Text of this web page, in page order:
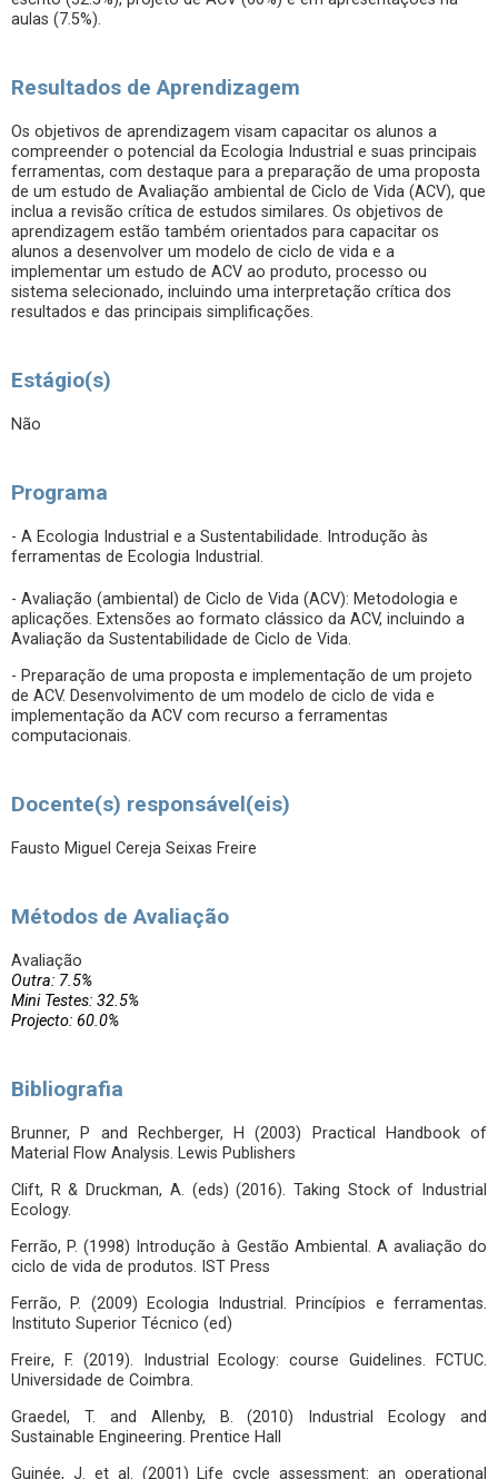
aulas (7.5%).
Resultados de Aprendizagem
Os objetivos de aprendizagem visam capacitar os alunos a
compreender o potencial da Ecologia Industrial e suas principais
ferramentas, com destaque para a preparação de uma proposta
de um estudo de Avaliação ambiental de Ciclo de Vida (ACV), que
inclua a revisão crítica de estudos similares. Os objetivos de
aprendizagem estão também orientados para capacitar os
alunos a desenvolver um modelo de ciclo de vida e a
implementar um estudo de ACV ao produto, processo ou
sistema selecionado, incluindo uma interpretação crítica dos
resultados e das principais simplificações.
Estágio(s)
Não
Programa
- A Ecologia Industrial e a Sustentabilidade. Introdução às
ferramentas de Ecologia Industrial.
- Avaliação (ambiental) de Ciclo de Vida (ACV): Metodologia e
aplicações. Extensões ao formato clássico da ACV, incluindo a
Avaliação da Sustentabilidade de Ciclo de Vida.
- Preparação de uma proposta e implementação de um projeto
de ACV. Desenvolvimento de um modelo de ciclo de vida e
implementação da ACV com recurso a ferramentas
computacionais.
Docente(s) responsável(eis)
Fausto Miguel Cereja Seixas Freire
Métodos de Avaliação
Avaliação
Outra: 7.5%
Mini Testes: 32.5%
Projecto: 60.0%
Bibliografia
Brunner, P and Rechberger, H (2003) Practical Handbook of
Material Flow Analysis. Lewis Publishers
Clift, R & Druckman, A. (eds) (2016). Taking Stock of Industrial
Ecology.
Ferrão, P. (1998) Introdução à Gestão Ambiental. A avaliação do
ciclo de vida de produtos. IST Press
Ferrão, P. (2009) Ecologia Industrial. Princípios e ferramentas.
Instituto Superior Técnico (ed)
Freire, F. (2019). Industrial Ecology: course Guidelines. FCTUC.
Universidade de Coimbra.
Graedel, T. and Allenby, B. (2010) Industrial Ecology and
Sustainable Engineering. Prentice Hall
Guinée, J. et al. (2001) Life cycle assessment: an operational